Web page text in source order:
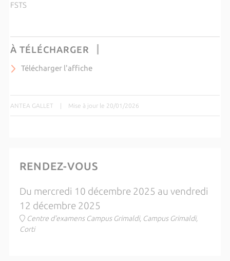
FSTS
À TÉLÉCHARGER
Télécharger l'affiche
ANTEA GALLET | Mise à jour le 20/01/2026
RENDEZ-VOUS
Du mercredi 10 décembre 2025 au vendredi
12 décembre 2025
Centre d'examens Campus Grimaldi, Campus Grimaldi,
Corti